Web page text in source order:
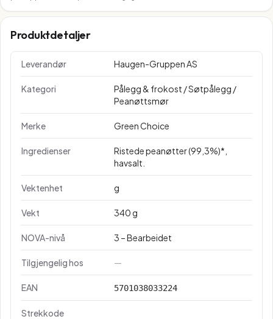
Produktdetaljer
Leverandør Haugen-Gruppen AS
Kategori
Pålegg & frokost / Søtpålegg /
Peanøttsmør
Merke Green Choice
Ingredienser
Ristede peanøtter (99,3%)*,
havsalt.
Vektenhet g
Vekt 340 g
NOVA-nivå 3 – Bearbeidet
Tilgjengelig hos —
EAN 5701038033224
Strekkode